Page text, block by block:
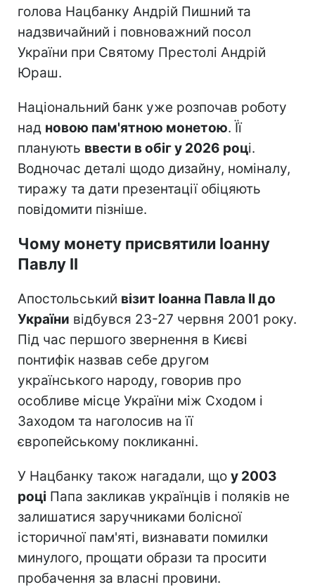
голова Нацбанку Андрій Пишний та
надзвичайний і повноважний посол
України при Святому Престолі Андрій
Юраш.
Національний банк уже розпочав роботу
над новою пам'ятною монетою. Її
планують ввести в обіг у 2026 році.
Водночас деталі щодо дизайну, номіналу,
тиражу та дати презентації обіцяють
повідомити пізніше.
Чому монету присвятили Іоанну
Павлу II
Апостольський візит Іоанна Павла II до
України відбувся 23-27 червня 2001 року.
Під час першого звернення в Києві
понтифік назвав себе другом
українського народу, говорив про
особливе місце України між Сходом і
Заходом та наголосив на її
європейському покликанні.
У Нацбанку також нагадали, що у 2003
році Папа закликав українців і поляків не
залишатися заручниками болісної
історичної пам'яті, визнавати помилки
минулого, прощати образи та просити
пробачення за власні провини.